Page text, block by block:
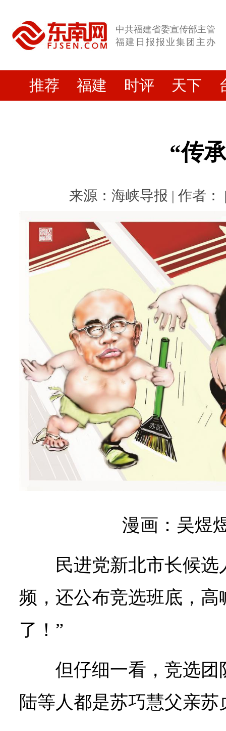
中共福建省委宣传部主管
福建日报报业集团主办
推荐 福建 时评 天下
“传
来源：海峡导报 | 作者：
漫画：吴煜
民进党新北市长候
频，还公布竞选班底，高
了！”
但仔细一看，竞选
陆等人都是苏巧慧父亲